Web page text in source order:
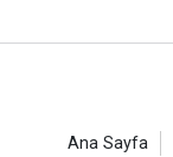
Ana Sayfa